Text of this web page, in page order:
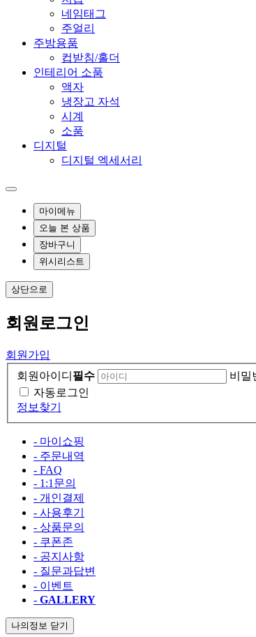
네임태그
주얼리
주방용품
컵받침/홀더
인테리어 소품
액자
냉장고 자석
시계
소품
디지털
디지털 엑세서리
마이메뉴
오늘 본 상품
장바구니
위시리스트
상단으로
회원 로그인
회원가입
회원아이디 필수 비밀
자동로그인
정보찾기
- 마이쇼핑
- 주문내역
- FAQ
- 1:1문의
- 개인결제
- 사용후기
- 상품문의
- 쿠폰존
- 공지사항
- 질문과답변
- 이벤트
- GALLERY
나의정보 닫기